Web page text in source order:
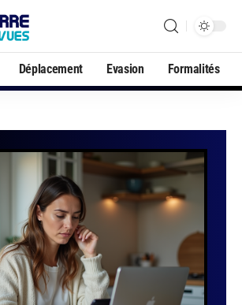
Déplacement Evasion Formalités